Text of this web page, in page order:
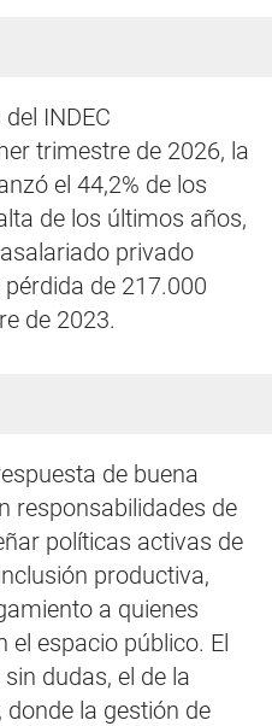
INDEC
trimestre de 2026, la
el 44,2% de los
de los últimos años,
privado
de 217.000
de 2023.
de buena
responsabilidades de
políticas activas de
productiva,
a quienes
espacio público. El
dudas, el de la
donde la gestión de